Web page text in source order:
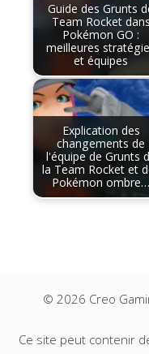
Guide des Grunts
Team Rocket dans
Pokémon GO :
meilleures
et équipes
Explication des
changements de
l'équipe de Grunts
la Team Rocket et
Pokémon ombre…
© 2026 Creo
Ce site peut contenir